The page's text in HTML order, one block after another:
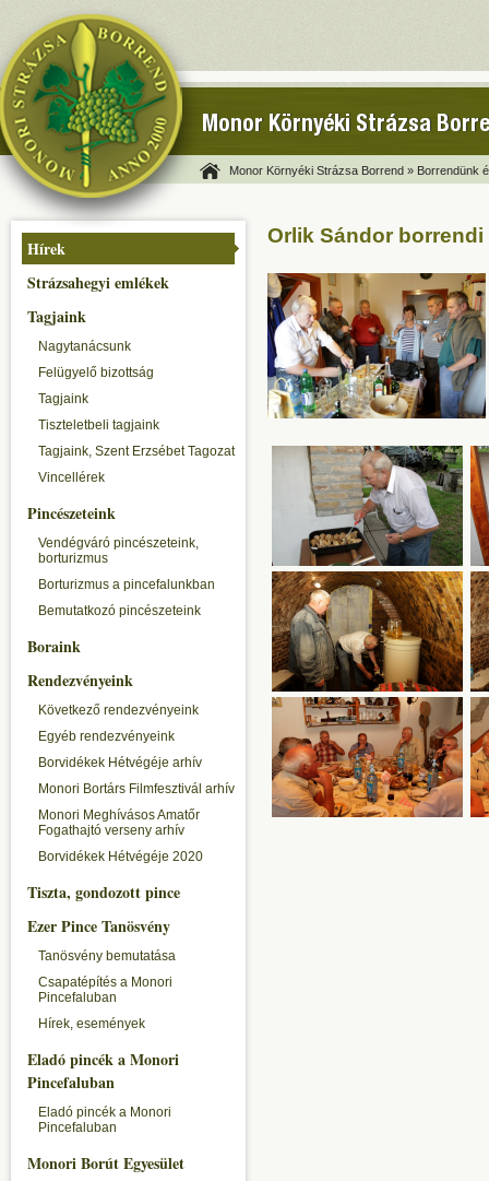
Monor Környéki Strázsa
Monor Környéki Strázsa Borrend » Borrendünk
Hírek
Strázsahegyi emlékek
Tagjaink
Nagytanácsunk
Felügyelő bizottság
Tagjaink
Tiszteletbeli tagjaink
Tagjaink, Szent Erzsébet Tagozat
Vincellérek
Pincészeteink
Vendégváró pincészeteink,
borturizmus
Borturizmus a pincefalunkban
Bemutatkozó pincészeteink
Boraink
Rendezvényeink
Következő rendezvényeink
Egyéb rendezvényeink
Borvidékek Hétvégéje arhív
Monori Bortárs Filmfesztivál arhív
Monori Meghívásos Amatőr
Fogathajtó verseny arhív
Borvidékek Hétvégéje 2020
Tiszta, gondozott pince
Ezer Pince Tanösvény
Tanösvény bemutatása
Csapatépítés a Monori
Pincefaluban
Hírek, események
Eladó pincék a Monori
Pincefaluban
Eladó pincék a Monori
Pincefaluban
Monori Borút Egyesület
Orlik Sándor